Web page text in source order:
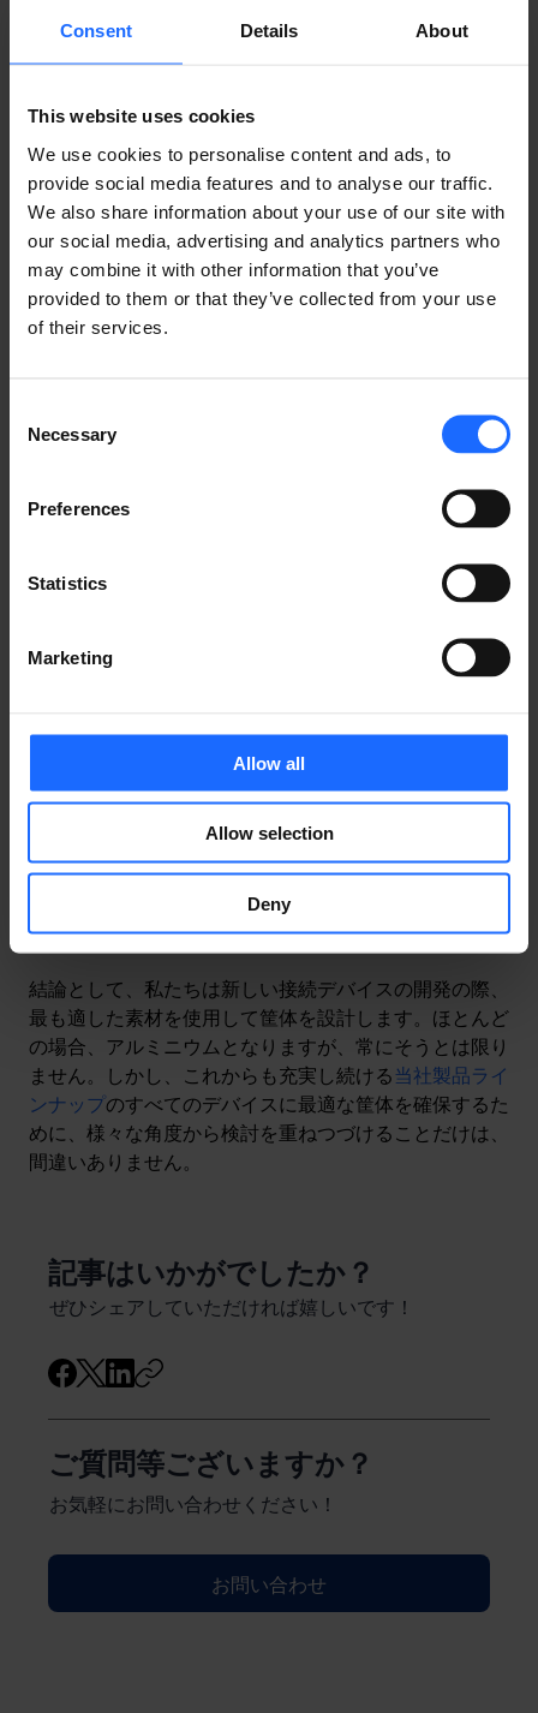
Consent Details About
This website uses cookies
We use cookies to personalise content and ads, to
provide social media features and to analyse our traffic.
We also share information about your use of our site with
our social media, advertising and analytics partners who
may combine it with other information that you’ve
provided to them or that they’ve collected from your use
of their services.
Selection
Necessary
Preferences
Statistics
Marketing
Allow all
Allow selection
Deny
アルミニウムは当社ネットワーク機器の筐体として最も
よく使用される素材ですが、私たちはこれがデファクト
スタンダードだとは考えていません。価格に大きな影響
を与えることなく、高品質なIoTデバイスのコア基準を
満たす限り、他の素材にも常に検討対象となります。
」のケースがそうでした。このルーター
は、ラックに取付け可能で、サーバーキャビネットに設
サイズを大きくすると同時に、さらなる耐久性が必要で
した。結果として、「RUTXR1」はアルミニウムではな
製品の筐体を構成する主な金属ですが、筐体の追加部分
を他の材料で作れないということではありません。例え
チックの方が適しています。当社のネットワーク機器に
多様されている壁掛け用の穴がプラスチック製なのはこ
のためです。
またテルトニカ・ネットワークスは、接着剤や増粘剤な
どの特定の材料の使用を避けています。デバイスの組み
立てを難しくなり、製品の価格も高くなってしまうから
です。
結論として、私たちは新しい接続デバイスの開発の際、
最も適した素材を使用して筐体を設計します。ほとんど
の場合、アルミニウムとなりますが、常にそうとは限り
ません。しかし、これからも充実し続ける当社製品ライ
ンナップのすべてのデバイスに最適な筐体を確保するた
めに、様々な角度から検討を重ねつづけることだけは、
間違いありません。
​記事はいかがでしたか？
ぜひシェアしていただければ嬉しいです！
ご質問等ございますか？
お気軽にお問い合わせください！
お問い合わせ